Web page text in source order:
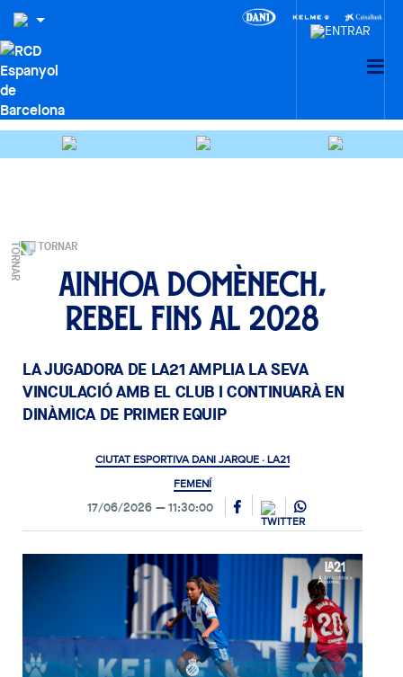
TORNAR
Ainhoa Domènech,
Rebel fins al 2028
LA JUGADORA DE LA21 AMPLIA LA SEVA
VINCULACIÓ AMB EL CLUB I CONTINUARÀ EN
DINÀMICA DE PRIMER EQUIP
CIUTAT ESPORTIVA DANI JARQUE · LA21
FEMENÍ
17/06/2026 11:30:00